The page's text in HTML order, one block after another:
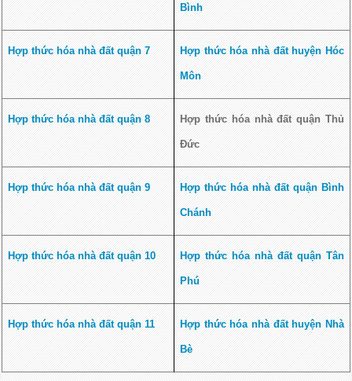
Bình
Hợp thức hóa nhà đất quận 7 Hợp thức hóa nhà đất huyện Hóc
Môn
Hợp thức hóa nhà đất quận 8 Hợp thức hóa nhà đất quận Thủ
Đức
Hợp thức hóa nhà đất quận 9 Hợp thức hóa nhà đất quận Bình
Chánh
Hợp thức hóa nhà đất quận 10 Hợp thức hóa nhà đất quận Tân
Phú
Hợp thức hóa nhà đất quận 11 Hợp thức hóa nhà đất huyện Nhà
Bè